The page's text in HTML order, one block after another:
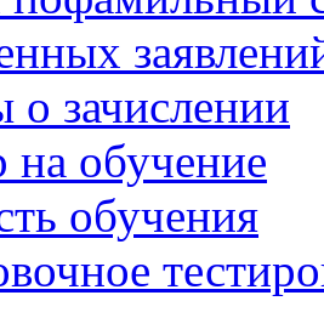
о зачислении
на обучение
обучения